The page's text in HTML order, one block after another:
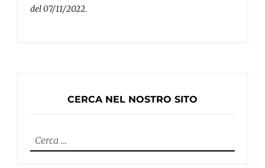
del 07/11/2022.
CERCA NEL NOSTRO SITO
Ricerca
per: